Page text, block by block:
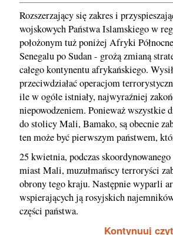
Rozszerzający się zakres i
wojskowych Państwa Islamskiego w
położonym tuż poniżej Afryki
Senegalu po Sudan - grożą zmianą
całego kontynentu afrykańskiego.
przeciwdziałać operacjom
ile w ogóle istniały, najwyraźniej
niepowodzeniem. Ponieważ wszystkie
do stolicy Mali, Bamako, są obecnie
ten może być pierwszym państwem,
25 kwietnia, podczas
miast Mali, muzułmańscy terroryści
obrony tego kraju. Następnie wyparli
wspierających ją rosyjskich
części państwa.
Kontynuuj